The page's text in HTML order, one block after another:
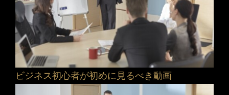
ビジネス初心者が初めに見るべき動画